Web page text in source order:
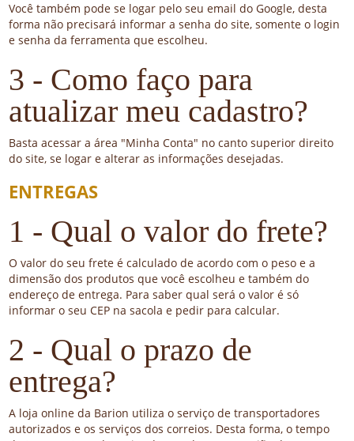
Você também pode se logar pelo seu email do Google, desta
forma não precisará informar a senha do site, somente o login
e senha da ferramenta que escolheu.
3 - Como faço para
atualizar meu cadastro?
Basta acessar a área "Minha Conta" no canto superior direito
do site, se logar e alterar as informações desejadas.
ENTREGAS
1 - Qual o valor do frete?
O valor do seu frete é calculado de acordo com o peso e a
dimensão dos produtos que você escolheu e também do
endereço de entrega. Para saber qual será o valor é só
informar o seu CEP na sacola e pedir para calcular.
2 - Qual o prazo de
entrega?
A loja online da Barion utiliza o serviço de transportadores
autorizados e os serviços dos correios. Desta forma, o tempo